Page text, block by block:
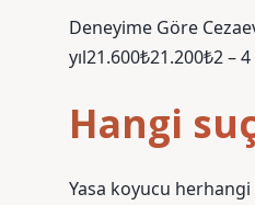
Deneyime Göre
yıl21.600₺21.200₺2 –
Hangi
Yasa koyucu